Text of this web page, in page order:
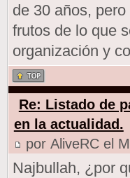
de 30 años,
frutos de lo que
organización y
Re: Listado de
en la actualidad.
por AliveRC el
Najbullah, ¿por